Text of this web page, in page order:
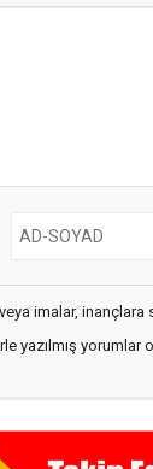
imalar, inançlara
yazılmış yorumlar